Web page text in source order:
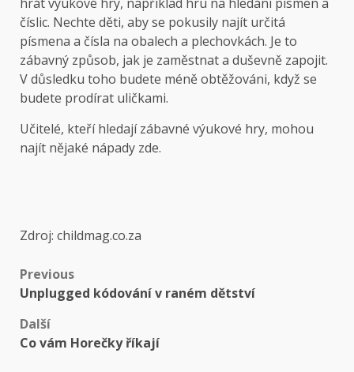
číslic. Nechte děti, aby se pokusily najít určitá
písmena a čísla na obalech a plechovkách. Je to
zábavný způsob, jak je zaměstnat a duševně zapojit.
V důsledku toho budete méně obtěžováni, když se
budete prodírat uličkami.
Učitelé, kteří hledají zábavné výukové hry, mohou
najít nějaké nápady zde.
Zdroj: childmag.co.za
Previous
Unplugged kódování v raném dětství
Další
Co vám Horečky říkají